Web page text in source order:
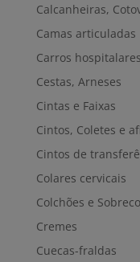
Calcanheiras,
Camas articuladas
Carros hospitalares
Cestas, Arneses
Cintas e Faixas
Cintos, Coletes e
Cintos de
Colares cervicais
Colchões e
Cremes
Cuecas-fraldas